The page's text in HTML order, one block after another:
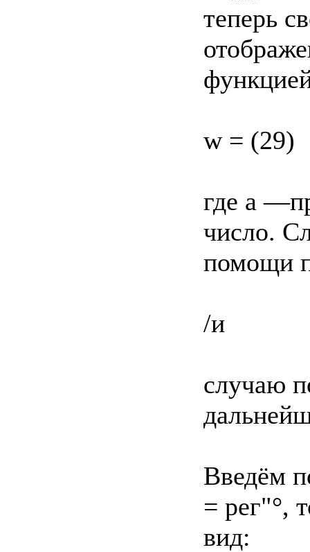
теперь
w = (29)
где а
число.
помощи
/и
случаю
Введём
= рег"°,
вид: